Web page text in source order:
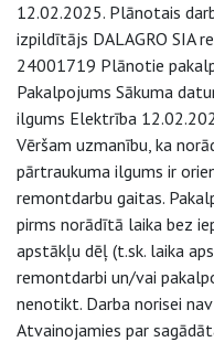
12.02.2025. Plānotais
izpildītājs DALAGRO SIA
24001719 Plānotie
Pakalpojums Sākuma
ilgums Elektrība
Vēršam uzmanību, ka
pārtraukuma ilgums ir
remontdarbu gaitas.
pirms norādītā laika bez
apstākļu dēļ (t.sk. laika
remontdarbi un/vai
nenotikt. Darba norisei
Atvainojamies par